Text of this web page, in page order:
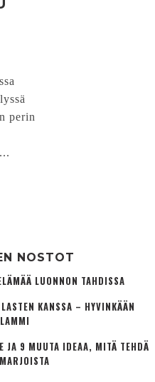
perin
NOSTOT
LUONNON TAHDISSA
KANSSA – HYVINKÄÄN
JA 9 MUUTA IDEAA, MITÄ TEHDÄ